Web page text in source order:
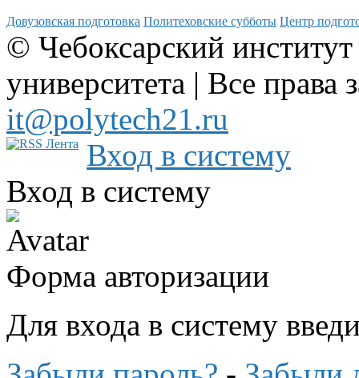
Довузовская подготовка Политеховские субботы Центр
© Чебоксарский
университета | Все
it@polytech21.ru
Вход в систему
Вход в систему
Форма авторизации
Для входа в систему